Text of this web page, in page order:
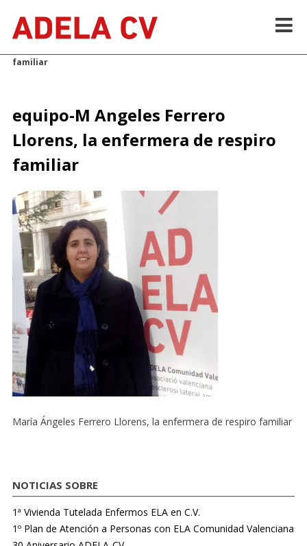
content
Inicio > Equipo >
familiar
equipo-M Angeles Ferrero
Llorens, la enfermera de respiro
familiar
María Ángeles Ferrero Llorens, la enfermera de respiro familiar
NOTICIAS SOBRE
1ª Vivienda Tutelada Enfermos ELA en C.V.
1º Plan de Atención a Personas con ELA Comunidad Valenciana